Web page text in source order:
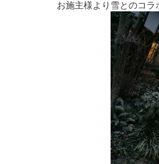
お施主様より雪とのコ